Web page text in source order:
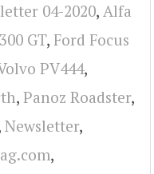
04-2020, Alfa
GT, Ford Focus
PV444,
, Panoz Roadster,
Newsletter,
,